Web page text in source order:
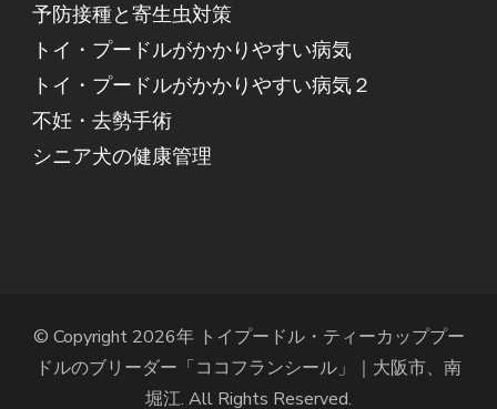
予防接種と寄生虫対策
トイ・プードルがかかりやすい病気
トイ・プードルがかかりやすい病気２
不妊・去勢手術
シニア犬の健康管理
© Copyright 2026年 トイプードル・ティーカッププー
ドルのブリーダー「ココフランシール」｜大阪市、南
堀江. All Rights Reserved.